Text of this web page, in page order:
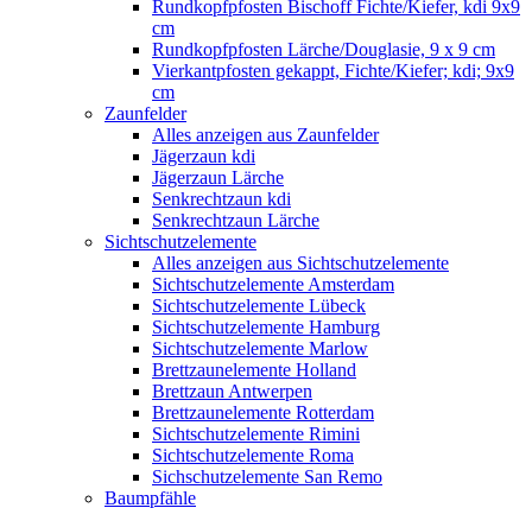
Rundkopfpfosten Bischoff Fichte/Kiefer, kdi 9x9
cm
Rundkopfpfosten Lärche/Douglasie, 9 x 9 cm
Vierkantpfosten gekappt, Fichte/Kiefer; kdi; 9x9
cm
Zaunfelder
Alles anzeigen aus Zaunfelder
Jägerzaun kdi
Jägerzaun Lärche
Senkrechtzaun kdi
Senkrechtzaun Lärche
Sichtschutzelemente
Alles anzeigen aus Sichtschutzelemente
Sichtschutzelemente Amsterdam
Sichtschutzelemente Lübeck
Sichtschutzelemente Hamburg
Sichtschutzelemente Marlow
Brettzaunelemente Holland
Brettzaun Antwerpen
Brettzaunelemente Rotterdam
Sichtschutzelemente Rimini
Sichtschutzelemente Roma
Sichschutzelemente San Remo
Baumpfähle